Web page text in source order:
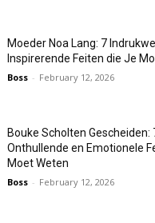
Moeder Noa Lang: 7
Inspirerende Feiten die Je
Boss - February 12, 2026
Bouke Scholten Gescheiden:
Onthullende en Emotionele
Moet Weten
Boss - February 12, 2026